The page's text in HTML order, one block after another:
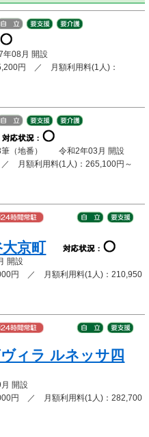
08月 開設
円 ／ 月額利用料(1人)：
3筆（地番） 令和2年03月 開設
月額利用料(1人)：265,100円～
京町
開設
円 ／ 月額利用料(1人)：210,950
ィラ ルネッサ四
開設
円 ／ 月額利用料(1人)：282,700